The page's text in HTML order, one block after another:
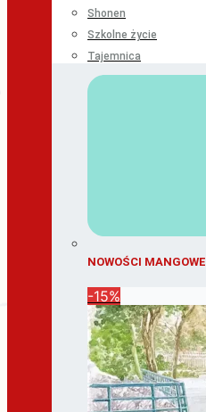
Shonen
Szkolne życie
Tajemnica
NOWOŚCI MANGOWE
-15%